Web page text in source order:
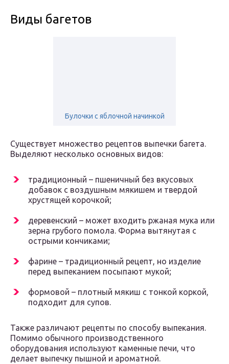
Виды багетов
Булочки с яблочной начинкой
Существует множество рецептов выпечки багета.
Выделяют несколько основных видов:
традиционный – пшеничный без вкусовых
добавок с воздушным мякишем и твердой
хрустящей корочкой;
деревенский – может входить ржаная мука или
зерна грубого помола. Форма вытянутая с
острыми кончиками;
фарине – традиционный рецепт, но изделие
перед выпеканием посыпают мукой;
формовой – плотный мякиш с тонкой коркой,
подходит для супов.
Также различают рецепты по способу выпекания.
Помимо обычного производственного
оборудования используют каменные печи, что
делает выпечку пышной и ароматной.